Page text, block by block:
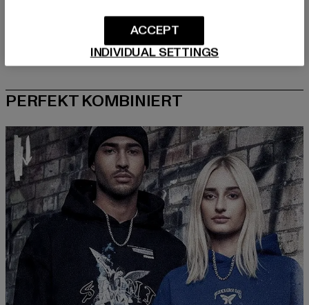
PERFEKT KOMBINIERT
INDIVIDUAL SETTINGS
ACCEPT